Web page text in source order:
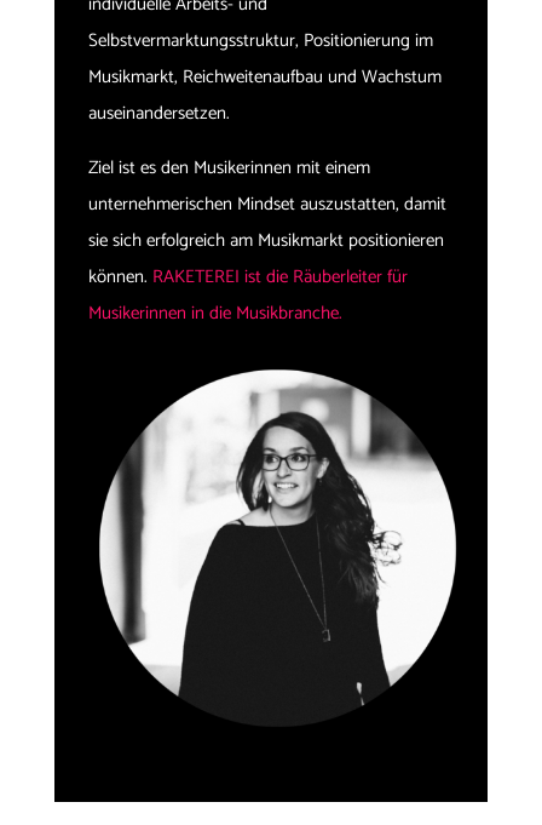
Selbstvermarktungsstruktur, Positionierung im
Musikmarkt, Reichweitenaufbau und Wachstum
auseinandersetzen.
Ziel ist es den Musikerinnen mit einem
unternehmerischen Mindset auszustatten, damit
sie sich erfolgreich am Musikmarkt positionieren
können. RAKETEREI ist die Räuberleiter für
Musikerinnen in die Musikbranche.